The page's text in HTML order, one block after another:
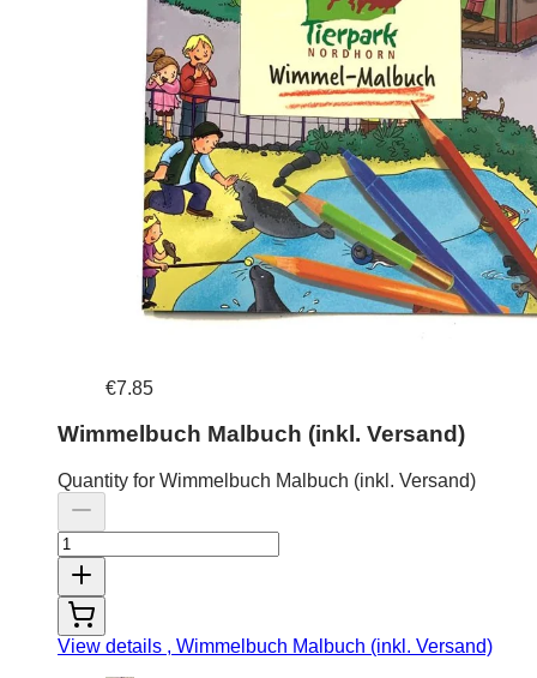
€7.85
Wimmelbuch Malbuch (inkl. Versand)
Quantity for Wimmelbuch Malbuch (inkl. Versand)
View details , Wimmelbuch Malbuch (inkl. Versand)